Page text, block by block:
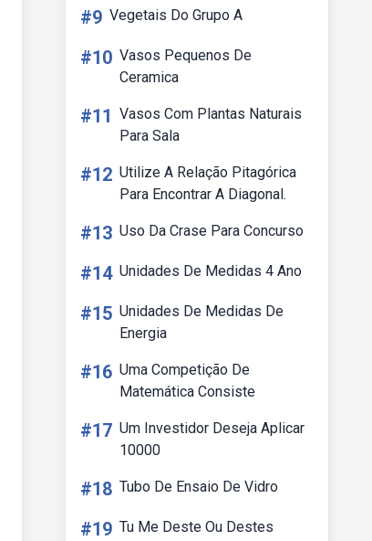
#9 Vegetais Do Grupo A
#10 Vasos Pequenos De
Ceramica
#11 Vasos Com Plantas Naturais
Para Sala
#12 Utilize A Relação Pitagórica
Para Encontrar A Diagonal.
#13 Uso Da Crase Para Concurso
#14 Unidades De Medidas 4 Ano
#15 Unidades De Medidas De
Energia
#16 Uma Competição De
Matemática Consiste
#17 Um Investidor Deseja Aplicar
10000
#18 Tubo De Ensaio De Vidro
#19 Tu Me Deste Ou Destes